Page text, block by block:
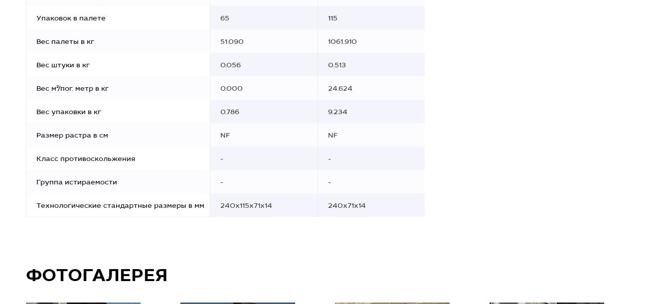
Упаковок в палете 65 115
Вес палеты в кг 51.090 1061.910
Вес штуки в кг 0.056 0.513
Вес м²/пог. метр в кг 0.000 24.624
Вес упаковки в кг 0.786 9.234
Размер растра в см NF NF
Класс противоскольжения - -
Группа истираемости - -
Технологические стандартные размеры в мм 240x115x71x14 240x71x14
ФОТОГАЛЕРЕЯ